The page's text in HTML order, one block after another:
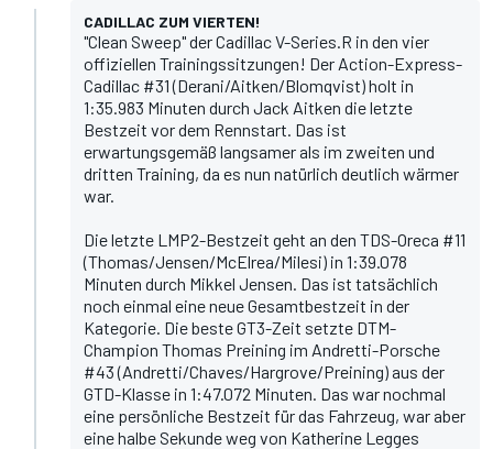
CADILLAC ZUM VIERTEN!
"Clean Sweep" der Cadillac V-Series.R in den vier
offiziellen Trainingssitzungen! Der Action-Express-
Cadillac #31 (Derani/Aitken/Blomqvist) holt in
1:35.983 Minuten durch Jack Aitken die letzte
Bestzeit vor dem Rennstart. Das ist
erwartungsgemäß langsamer als im zweiten und
dritten Training, da es nun natürlich deutlich wärmer
war.
Die letzte LMP2-Bestzeit geht an den TDS-Oreca #11
(Thomas/Jensen/McElrea/Milesi) in 1:39.078
Minuten durch Mikkel Jensen. Das ist tatsächlich
noch einmal eine neue Gesamtbestzeit in der
Kategorie. Die beste GT3-Zeit setzte DTM-
Champion Thomas Preining im Andretti-Porsche
#43 (Andretti/Chaves/Hargrove/Preining) aus der
GTD-Klasse in 1:47.072 Minuten. Das war nochmal
eine persönliche Bestzeit für das Fahrzeug, war aber
eine halbe Sekunde weg von Katherine Legges